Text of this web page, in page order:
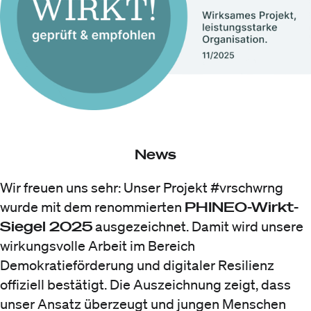
News
Wir freuen uns sehr: Unser Projekt #vrschwrng
wurde mit dem renommierten PHINEO-Wirkt-
Siegel 2025ausgezeichnet. Damit wird unsere
wirkungsvolle Arbeit im Bereich
Demokratieförderung und digitaler Resilienz
offiziell bestätigt. Die Auszeichnung zeigt, dass
unser Ansatz überzeugt und jungen Menschen